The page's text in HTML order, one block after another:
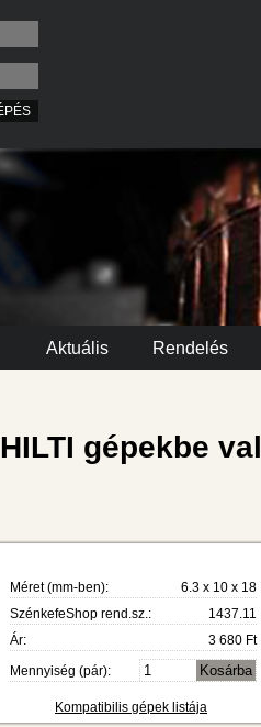
Aktuális Rendelés
HILTI gépekbe
Méret (mm-ben):
6.3 x 10 x 18
SzénkefeShop rend.sz.:
1437.11
Ár:
3 680 Ft
Mennyiség (pár):
Kompatibilis gépek listája